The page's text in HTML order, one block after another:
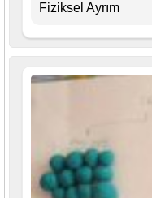
Fiziksel Ayrım